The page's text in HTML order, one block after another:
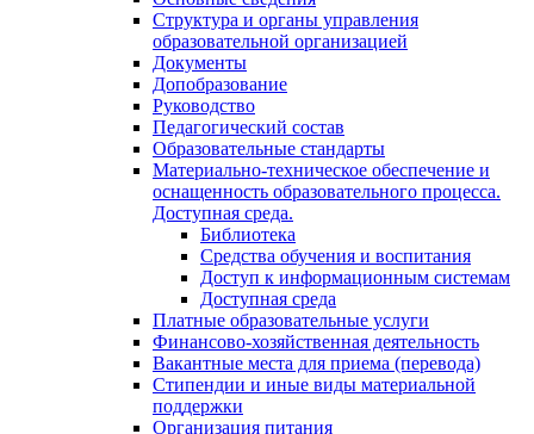
Структура и органы управления
образовательной организацией
Документы
Допобразование
Руководство
Педагогический состав
Образовательные стандарты
Материально-техническое обеспечение и
оснащенность образовательного процесса.
Доступная среда.
Библиотека
Средства обучения и воспитания
Доступ к информационным системам
Доступная среда
Платные образовательные услуги
Финансово-хозяйственная деятельность
Вакантные места для приема (перевода)
Стипендии и иные виды материальной
поддержки
Организация питания